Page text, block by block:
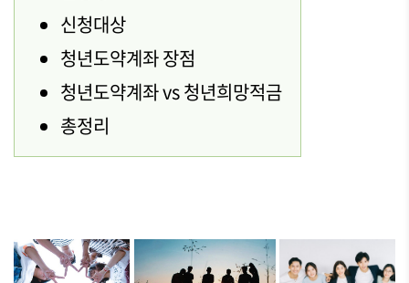
신청대상
청년도약계좌 장점
청년도약계좌 vs 청년희망적금
총정리